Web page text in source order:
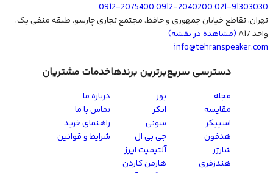
021-91303030
0912-2040200
0912-2075400
تهران، تقاطع خیابان جمهوری و حافظ، مجتمع تجاری چارسو، طبقه منفی یک،
واحد A17
(مشاهده در نقشه)
info@tehranspeaker.com
دسترسی سریع
مجله
مقایسه
اسپیکر
هدفون
شارژر
هندزفری
برترین برندها
بوز
انکر
سونی
جی بی ال
آلتیمیت ایرز
هارمن کاردن
خدمات مشتریان
درباره ما
تماس با ما
راهنمای خرید
شرایط و قوانین